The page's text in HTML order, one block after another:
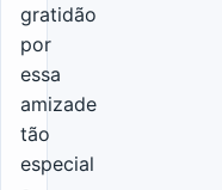
gratidão
por
essa
amizade
tão
especial